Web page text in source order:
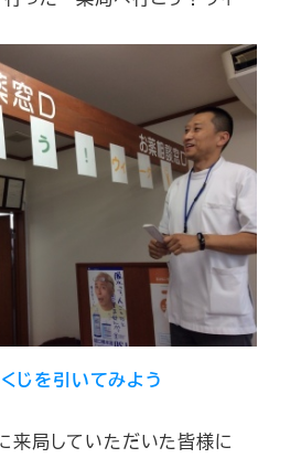
じを引いてみよう
来局していただいた皆様に